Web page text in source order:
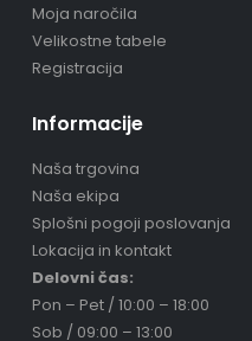
Moja naročila
Velikostne tabele
Registracija
Informacije
Naša trgovina
Naša ekipa
Splošni pogoji poslovanja
Lokacija in kontakt
Delovni čas:
Pon – Pet / 10:00 – 18:00
Sob / 09:00 – 13:00